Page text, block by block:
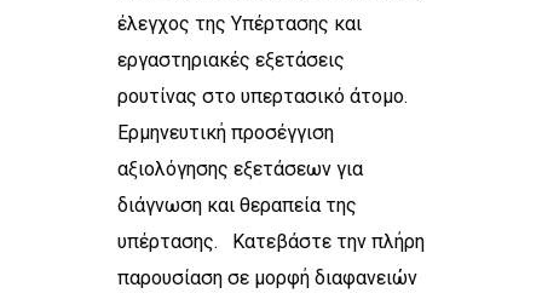
έλεγχος της Υπέρτασης και
εργαστηριακές εξετάσεις
ρουτίνας στο υπερτασικό άτομο.
Ερμηνευτική προσέγγιση
αξιολόγησης εξετάσεων για
διάγνωση και θεραπεία της
υπέρτασης. Κατεβάστε την πλήρη
παρουσίαση σε μορφή διαφανειών